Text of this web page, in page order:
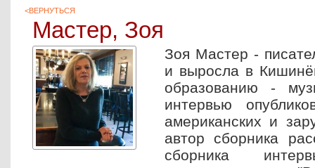
<ВЕРНУТЬСЯ
Мастер, Зоя
Зоя Мастер -
и выросла в
образованию -
интервью
американских и
автор сборника
сборника